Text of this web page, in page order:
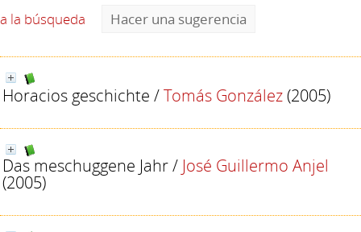
a la búsqueda
Hacer una sugerencia
Horacios geschichte /Tomás González(2005)
Das meschuggene Jahr/ José Guillermo Anjel
(2005)